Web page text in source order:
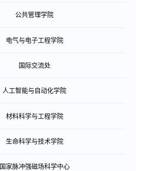
公共管理学院
电气与电子工程学院
国际交流处
人工智能与自动化学院
材料科学与工程学院
生命科学与技术学院
国家脉冲强磁场科学中心